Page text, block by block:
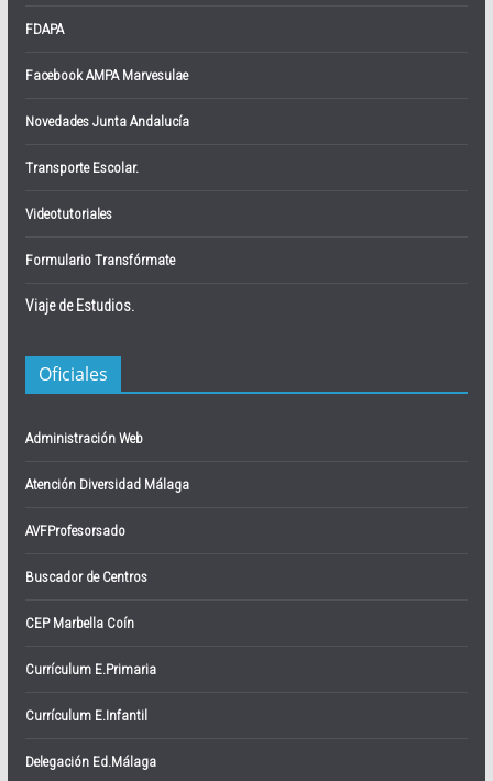
FDAPA
Facebook AMPA Marvesulae
Novedades Junta Andalucía
Transporte Escolar.
Videotutoriales
Formulario Transfórmate
Viaje de Estudios.
Oficiales
Administración Web
Atención Diversidad Málaga
AVFProfesorsado
Buscador de Centros
CEP Marbella Coín
Currículum E.Primaria
Currículum E.Infantil
Delegación Ed.Málaga